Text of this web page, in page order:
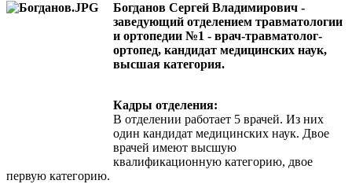
Богданов Сергей Владимирович -
заведующий отделением травматологии
и ортопедии №1 - врач-травматолог-
ортопед, кандидат медицинских наук,
высшая категория.
Кадры отделения:
В отделении работает 5 врачей. Из них
один кандидат медицинских наук. Двое
врачей имеют высшую
квалификационную категорию, двое
первую категорию.